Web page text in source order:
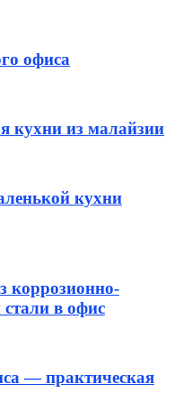
офиса
кухни из малайзии
кухни
коррозионно-
в офис
— практическая